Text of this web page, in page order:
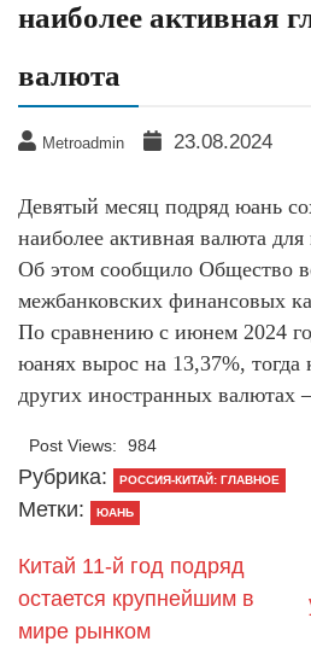
наиболее активная
валюта
Metroadmin 23.08.2024
Девятый месяц подряд юань
наиболее активная валюта
Об этом сообщило Общество
межбанковских финансовых
По сравнению с июнем 2024
юанях вырос на 13,37%, тогда
других иностранных валютах
Post Views: 984
Рубрика: РОССИЯ-КИТАЙ: ГЛАВНОЕ
Метки: ЮАНЬ
Китай 11-й год подряд
остается крупнейшим в
мире рынком